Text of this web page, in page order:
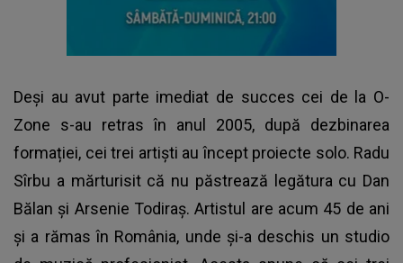
Deși au avut parte imediat de succes cei de la O-
Zone s-au retras în anul 2005, după dezbinarea
formației, cei trei artiști au încept proiecte solo. Radu
Sîrbu a mărturisit că nu păstrează legătura cu Dan
Bălan și Arsenie Todiraș. Artistul are acum 45 de ani
și a rămas în România, unde și-a deschis un studio